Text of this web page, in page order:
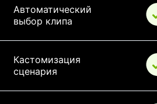
Автоматический
выбор клипа
Кастомизация
сценария